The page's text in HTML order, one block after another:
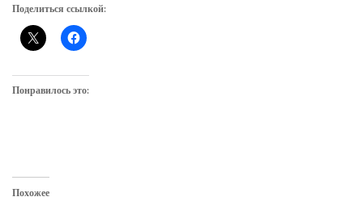
Поделиться ссылкой:
Понравилось это:
Похожее